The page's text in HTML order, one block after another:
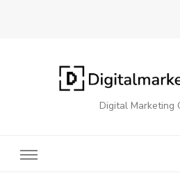
Digital Marketing